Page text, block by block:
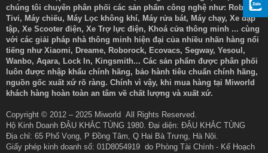
chúng tôi chuyên phân phối các sản phẩm công nghệ như: Robot,
Tivi, Máy chiếu, Máy Lọc không khí, Máy rửa bát, Máy chạy, Xe đạp
tập, Xe Scooter điện, Xe Trợ lực điện, Khoá cửa thông minh ... cùng
với các giải pháp nhà thông minh hiện đại của nhiều nhãn hàng nổi
tiếng như Xiaomi, Dreame, Roborock, Ecovacs, Segway, Yesoul,
Wanbo, Aqara, Lock In, Kingsmith... Các sản phẩm được phân phối
luôn được nhập khẩu chính hãng, bảo hành tiêu chuẩn chính hãng,
nguồn gốc xuất xứ rõ ràng. Chính vì vậy, khi mua hàng tại Miworld
khách hàng hoàn toàn an tâm về chất lượng và xuất xứ.
Copyright © 2012 – 2025 Miworld All Rights Reserved.
Hộ Kinh Doanh ĐẬU KHẮC TÙNG 1980. Đại diện: ĐẬU KHẮC TÙNG
Địa chỉ: 65 Phố Vọng, P Đồng Tâm, Q Hai Bà Trưng, Hà Nội.
Giấy phép kinh doanh số: 01D8054919 do Phòng Tài Chính - Kế Hoạch